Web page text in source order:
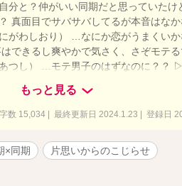
分と？仲がいい同期だと思っていたけ
真面目でサバサバしてるが本音はな
がわしおり） …なにか恋がうまくいか
できるし爽やかで気さく、さぞモテる
つし） …モテ男子のはずなのに？？
たら新しい恋が降ってきた。 ▷R-18描
てください。
もっと見る
数 15,034 | 最終更新日 2024.1.23 | 登録日
×同期
片思いからのこじらせ